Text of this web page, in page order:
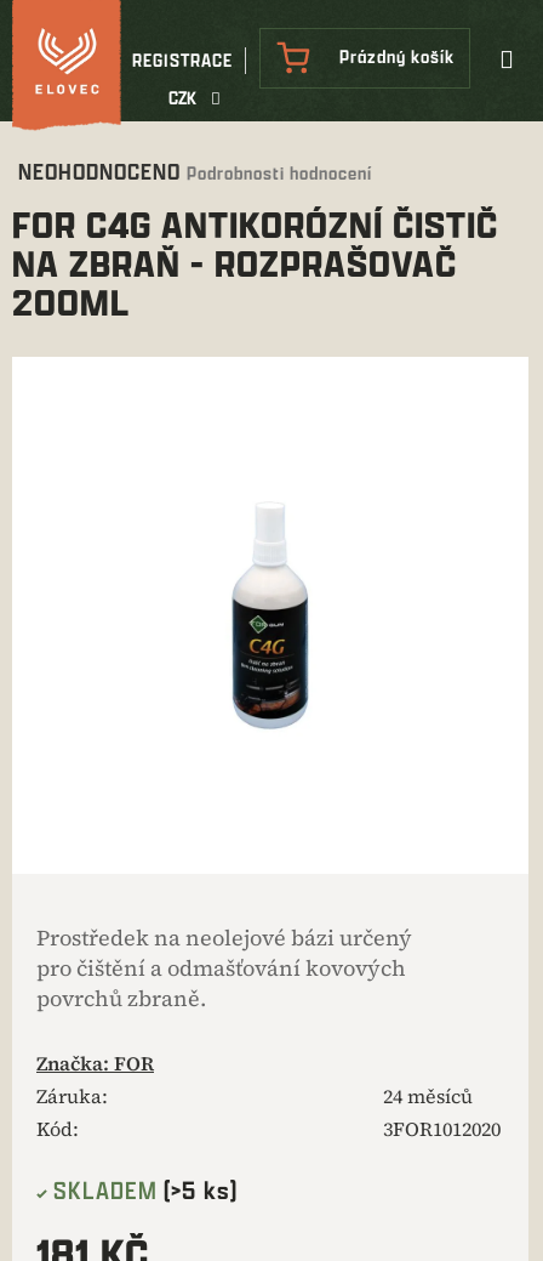
Přejít
na
obsah
CZK
REGISTRACE
NÁKUPNÍ
KOŠÍK
Prázdný košík
Průměrné
produktu
je
0,0
z
hvězdiček.
NEOHODNOCENO Podrobnosti hodnocení
FOR C4G ANTIKORÓZNÍ ČISTIČ
NA ZBRAŇ - ROZPRAŠOVAČ
200ML
Prostředek na neolejové bázi určený
pro čištění a odmašťování kovových
povrchů zbraně.
Značka: FOR
Záruka:
24 měsíců
Kód:
3FOR1012020
SKLADEM (>5 ks)